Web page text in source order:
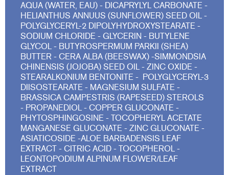
AQUA (WATER, EAU) - DICAPRYLYL CARBONATE -
HELIANTHUS ANNUUS (SUNFLOWER) SEED OIL -
POLYGLYCERYL-2 DIPOLYHYDROXYSTEARATE -
SODIUM CHLORIDE - GLYCERIN - BUTYLENE
GLYCOL - BUTYROSPERMUM PARKII (SHEA)
BUTTER - CERA ALBA (BEESWAX) -SIMMONDSIA
CHINENSIS (JOJOBA) SEED OIL - ZINC OXIDE -
STEARALKONIUM BENTONITE - POLYGLYCERYL-3
DIISOSTEARATE - MAGNESIUM SULFATE -
BRASSICA CAMPESTRIS (RAPESEED) STEROLS
- PROPANEDIOL - COPPER GLUCONATE -
PHYTOSPHINGOSINE - TOCOPHERYL ACETATE
MANGANESE GLUCONATE - ZINC GLUCONATE -
ASIATICOSIDE -ALOE BARBADENSIS LEAF
EXTRACT - CITRIC ACID - TOCOPHEROL -
LEONTOPODIUM ALPINUM FLOWER/LEAF
EXTRACT